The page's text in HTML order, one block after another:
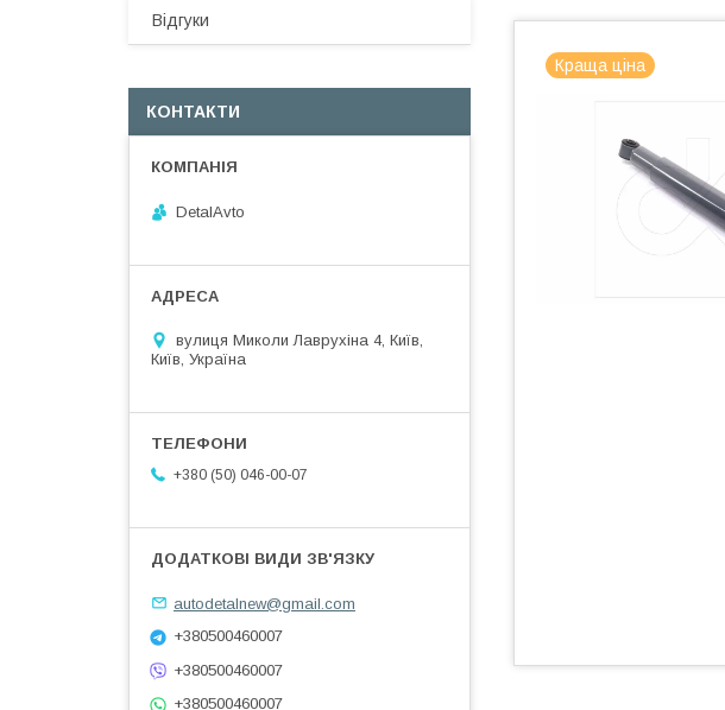
Краща ціна
Відгуки
КОНТАКТИ
DetalAvto
вулиця Миколи Лаврухіна 4, Київ,
Київ, Україна
+380 (50) 046-00-07
autodetalnew@gmail.com
+380500460007
+380500460007
+380500460007